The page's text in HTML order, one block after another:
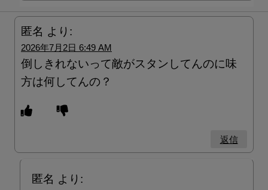
匿名 より:
2026年7月2日 6:49 AM
倒しきれないって敵がスタンしてんのに味
方は何してんの？
返信
匿名 より: